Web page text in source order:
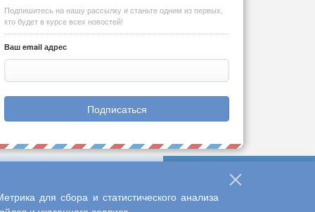
Подпишитесь на нашу рассылку и станьте одним из первых,
кто будет в курсе всех новостей!
Ваш email адрес
Подписаться
для сбора и статистического анализа